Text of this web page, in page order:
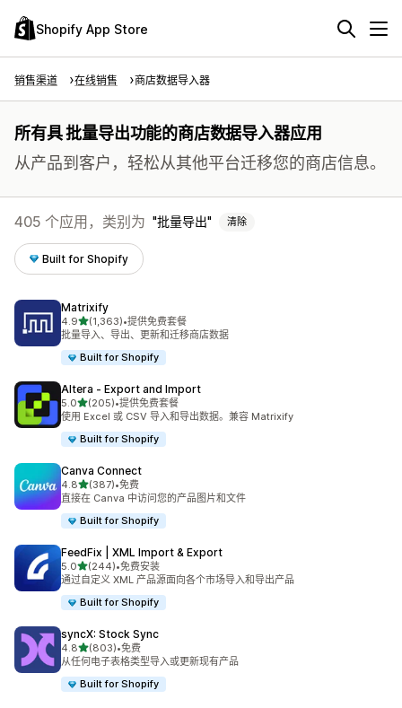
Shopify App Store
销售渠道 在线销售 商店数据导入器
所有具 批量导出功能的商店数据导入器应用
从产品到客户，轻松从其他平台迁移您的商店信息。
405 个应用，类别为 批量导出 清除
Built for Shopify
Matrixify
4.9星（满分 5 星）
(1,363)
总共 1363 条评论
•提供免费套餐
批量导入、导出、更新和迁移商店数据
Built for Shopify
Altera ‑ Export and Import
5.0星（满分 5 星）
(205)
总共 205 条评论
•提供免费套餐
使用 Excel 或 CSV 导入和导出数据。兼容 Matrixify
Built for Shopify
Canva Connect
4.8星（满分 5 星）
(387)
总共 387 条评论
•免费
直接在 Canva 中访问您的产品图片和文件
Built for Shopify
FeedFix | XML Import & Export
5.0星（满分 5 星）
(244)
总共 244 条评论
•免费安装
通过自定义 XML 产品源面向各个市场导入和导出产品
Built for Shopify
syncX: Stock Sync
4.8星（满分 5 星）
(803)
总共 803 条评论
•免费
从任何电子表格类型导入或更新现有产品
Built for Shopify